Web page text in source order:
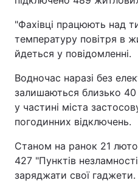
"Фахівці працюють над
температуру повітря в
йдеться у повідомленні.
Водночас наразі без
залишаються близько
у частині міста
погодинних відключень.
Станом на ранок 21
427 "Пунктів
заряджати свої гаджети.